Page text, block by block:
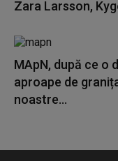
Zara Larsson,
MApN, după ce o
aproape de
noastre...